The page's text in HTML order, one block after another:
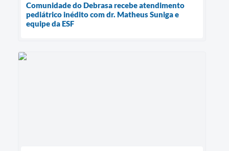
Comunidade do Debrasa recebe atendimento
pediátrico inédito com dr. Matheus Suniga e
equipe da ESF